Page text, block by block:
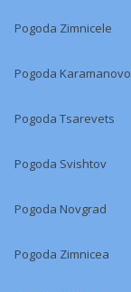
Pogoda Zimnicele
Pogoda Karamanovo
Pogoda Tsarevets
Pogoda Svishtov
Pogoda Novgrad
Pogoda Zimnicea